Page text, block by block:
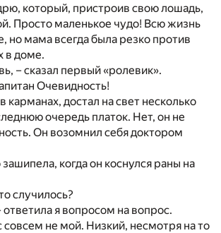
который, пристроив свою лошадь,
Просто маленькое чудо! Всю жизнь
но мама всегда была резко против
в доме.
– сказал первый «ролевик».
Очевидность!
карманах, достал на свет несколько
очередь платок. Нет, он не
Он возомнил себя доктором
когда он коснулся раны на
случилось?
ответила я вопросом на вопрос.
совсем не мой. Низкий, несмотря на то